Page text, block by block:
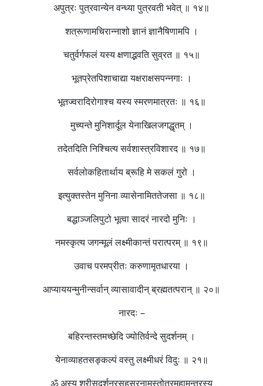
अपुत्रः पुत्रवान्येन वन्ध्या पुत्रवती भवेत् ॥ १४॥
शत्रूणामचिरान्नाशो ज्ञानं ज्ञानैषिणामपि ।
चतुर्वर्गफलं यस्य क्षणाद्भवति सुव्रत ॥ १५॥
भूतप्रेतपिशाचाद्या यक्षराक्षसपन्नगाः ।
भूतज्वरादिरोगाश्च यस्य स्मरणमात्रतः ॥ १६॥
मुच्यन्ते मुनिशार्दूल येनाखिलजगद्धृतम् ।
तदेतदिति निश्चित्य सर्वशास्त्रविशारद ॥ १७॥
सर्वलोकहितार्थाय ब्रूहि मे सकलं गुरो ।
इत्युक्तस्तेन मुनिना व्यासेनामिततेजसा ॥ १८॥
बद्धाञ्जलिपुटो भूत्वा सादरं नारदो मुनिः ।
नमस्कृत्य जगन्मूलं लक्ष्मीकान्तं परात्परम् ॥ १९॥
उवाच परमप्रीतः करुणामृतधारया ।
आप्याययन्मुनीन्सर्वान् व्यासावादीन् ब्रह्मतत्परान् ॥ २०॥
नारदः –
बहिरन्तस्तमच्छेदि ज्योतिर्वन्दे सुदर्शनम् ।
येनाव्याहतसङ्कल्पं वस्तु लक्ष्मीधरं विदुः ॥ २१॥
ॐ अस्य श्रीसुदर्शनरसहस्रनामस्तोत्रमहामन्त्रस्य